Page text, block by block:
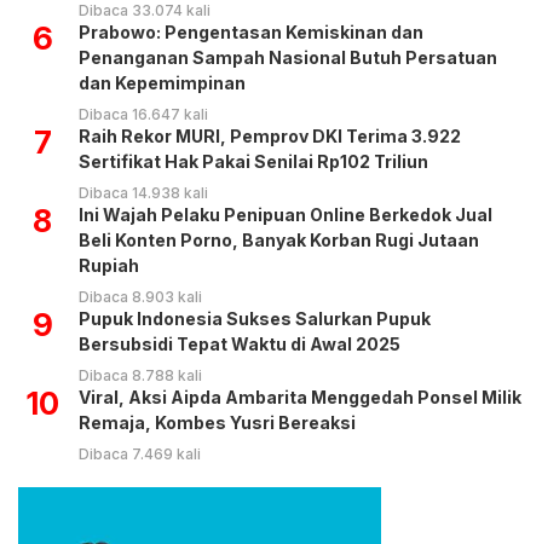
Dibaca 33.074 kali
6
Prabowo: Pengentasan Kemiskinan dan
Penanganan Sampah Nasional Butuh Persatuan
dan Kepemimpinan
Dibaca 16.647 kali
7
Raih Rekor MURI, Pemprov DKI Terima 3.922
Sertifikat Hak Pakai Senilai Rp102 Triliun
Dibaca 14.938 kali
8
Ini Wajah Pelaku Penipuan Online Berkedok Jual
Beli Konten Porno, Banyak Korban Rugi Jutaan
Rupiah
Dibaca 8.903 kali
9
Pupuk Indonesia Sukses Salurkan Pupuk
Bersubsidi Tepat Waktu di Awal 2025
Dibaca 8.788 kali
10
Viral, Aksi Aipda Ambarita Menggedah Ponsel Milik
Remaja, Kombes Yusri Bereaksi
Dibaca 7.469 kali